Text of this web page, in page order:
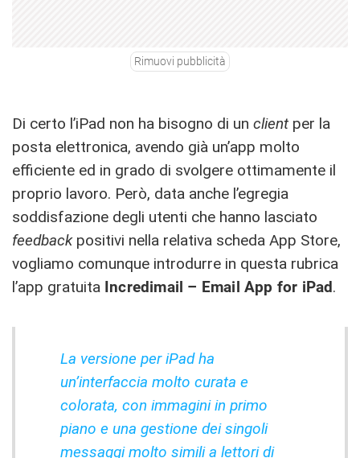
Rimuovi pubblicità
Di certo l’iPad non ha bisogno di un client per la
posta elettronica, avendo già un’app molto
efficiente ed in grado di svolgere ottimamente il
proprio lavoro. Però, data anche l’egregia
soddisfazione degli utenti che hanno lasciato
feedbackpositivi nella relativa scheda App Store,
vogliamo comunque introdurre in questa rubrica
l’app gratuita Incredimail – Email App for iPad.
La versione per iPad ha
un’interfaccia molto curata e
colorata, con immagini in primo
piano e una gestione dei singoli
messaggi molto simili a lettori di